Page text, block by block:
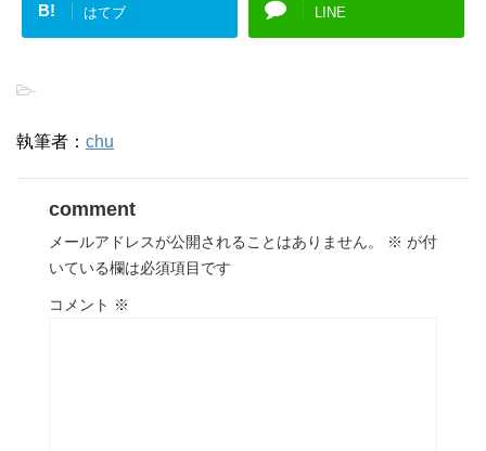
B! はてブ LINE
-
執筆者： chu
comment
メールアドレスが公開されることはありません。 ※ が付
いている欄は必須項目です
コメント ※